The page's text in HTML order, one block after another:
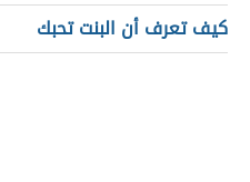
كيف تعرف أن البنت تحبك